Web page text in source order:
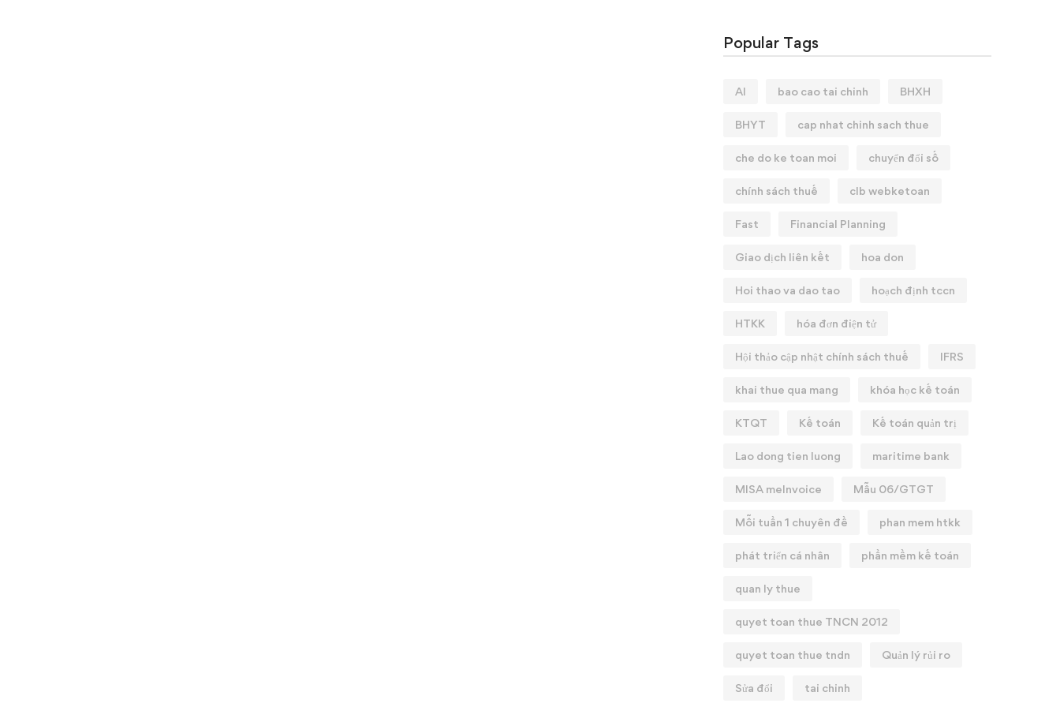
Popular Tags
AI bao cao tai chinh BHXH
BHYT cap nhat chinh sach thue
che do ke toan moi chuyển đổi số
chính sách thuế clb webketoan
Fast Financial Planning
Giao dịch liên kết hoa don
Hoi thao va dao tao hoạch định tccn
HTKK hóa đơn điện tử
Hội thảo cập nhật chính sách thuế IFRS
khai thue qua mang khóa học kế toán
KTQT Kế toán Kế toán quản trị
Lao dong tien luong maritime bank
MISA meInvoice Mẫu 06/GTGT
Mỗi tuần 1 chuyên đề phan mem htkk
phát triển cá nhân phần mềm kế toán
quan ly thue
quyet toan thue TNCN 2012
quyet toan thue tndn Quản lý rủi ro
Sửa đổi tai chinh